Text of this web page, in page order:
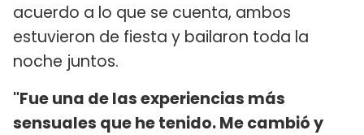
acuerdo a lo que se cuenta, ambos
estuvieron de fiesta y bailaron toda la
noche juntos.
"Fue una de las experiencias más
sensuales que he tenido. Me cambió y